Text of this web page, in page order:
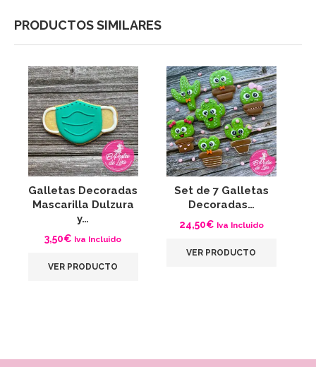
PRODUCTOS SIMILARES
Galletas Decoradas
Mascarilla Dulzura
y…
3,50€ Iva Incluido
VER PRODUCTO
Set de 7 Galletas
Decoradas…
24,50€ Iva Incluido
VER PRODUCTO